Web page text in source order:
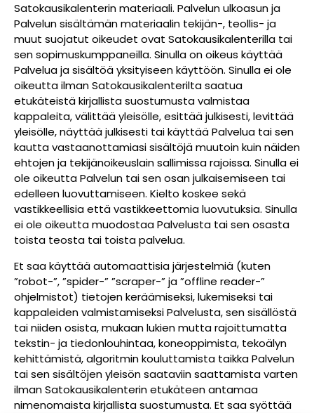
Satokausikalenterin materiaali. Palvelun ulkoasun ja
Palvelun sisältämän materiaalin tekijän-, teollis- ja
muut suojatut oikeudet ovat Satokausikalenterilla tai
sen sopimuskumppaneilla. Sinulla on oikeus käyttää
Palvelua ja sisältöä yksityiseen käyttöön. Sinulla ei ole
oikeutta ilman Satokausikalenterilta saatua
etukäteistä kirjallista suostumusta valmistaa
kappaleita, välittää yleisölle, esittää julkisesti, levittää
yleisölle, näyttää julkisesti tai käyttää Palvelua tai sen
kautta vastaanottamiasi sisältöjä muutoin kuin näiden
ehtojen ja tekijänoikeuslain sallimissa rajoissa. Sinulla ei
ole oikeutta Palvelun tai sen osan julkaisemiseen tai
edelleen luovuttamiseen. Kielto koskee sekä
vastikkeellisia että vastikkeettomia luovutuksia. Sinulla
ei ole oikeutta muodostaa Palvelusta tai sen osasta
toista teosta tai toista palvelua.
Et saa käyttää automaattisia järjestelmiä (kuten
”robot-”, ”spider-” ”scraper-” ja ”offline reader-”
ohjelmistot) tietojen keräämiseksi, lukemiseksi tai
kappaleiden valmistamiseksi Palvelusta, sen sisällöstä
tai niiden osista, mukaan lukien mutta rajoittumatta
tekstin- ja tiedonlouhintaa, koneoppimista, tekoälyn
kehittämistä, algoritmin kouluttamista taikka Palvelun
tai sen sisältöjen yleisön saataviin saattamista varten
ilman Satokausikalenterin etukäteen antamaa
nimenomaista kirjallista suostumusta. Et saa syöttää